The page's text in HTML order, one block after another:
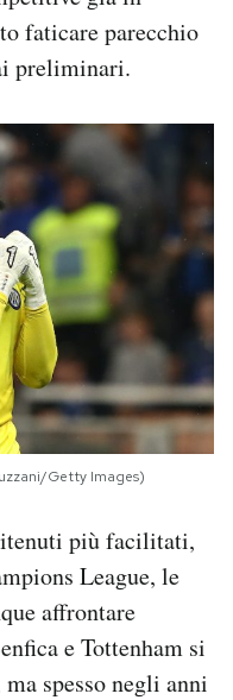
faticare parecchio
preliminari.
Getty Images)
più facilitati,
League, le
affrontare
e Tottenham si
spesso negli anni